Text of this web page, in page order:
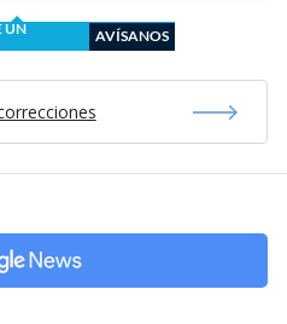
UN
AVÍSANOS